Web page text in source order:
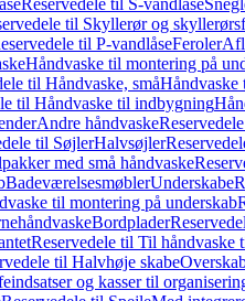
Reservedele til S-vandlåse
til Skyllerør og
til P-vandlåseFeroler
Håndvaske til montering på
til Håndvaske, småHåndvaske
til Håndvaske til indbygning
Andre håndvaske
til SøjlerHalvsøjler
med små håndvaske
BadeværelsesmøblerUnderskabe
til montering på underskab
Bordplader
Reservedele til Til
til Halvhøje skabe
og kasser til